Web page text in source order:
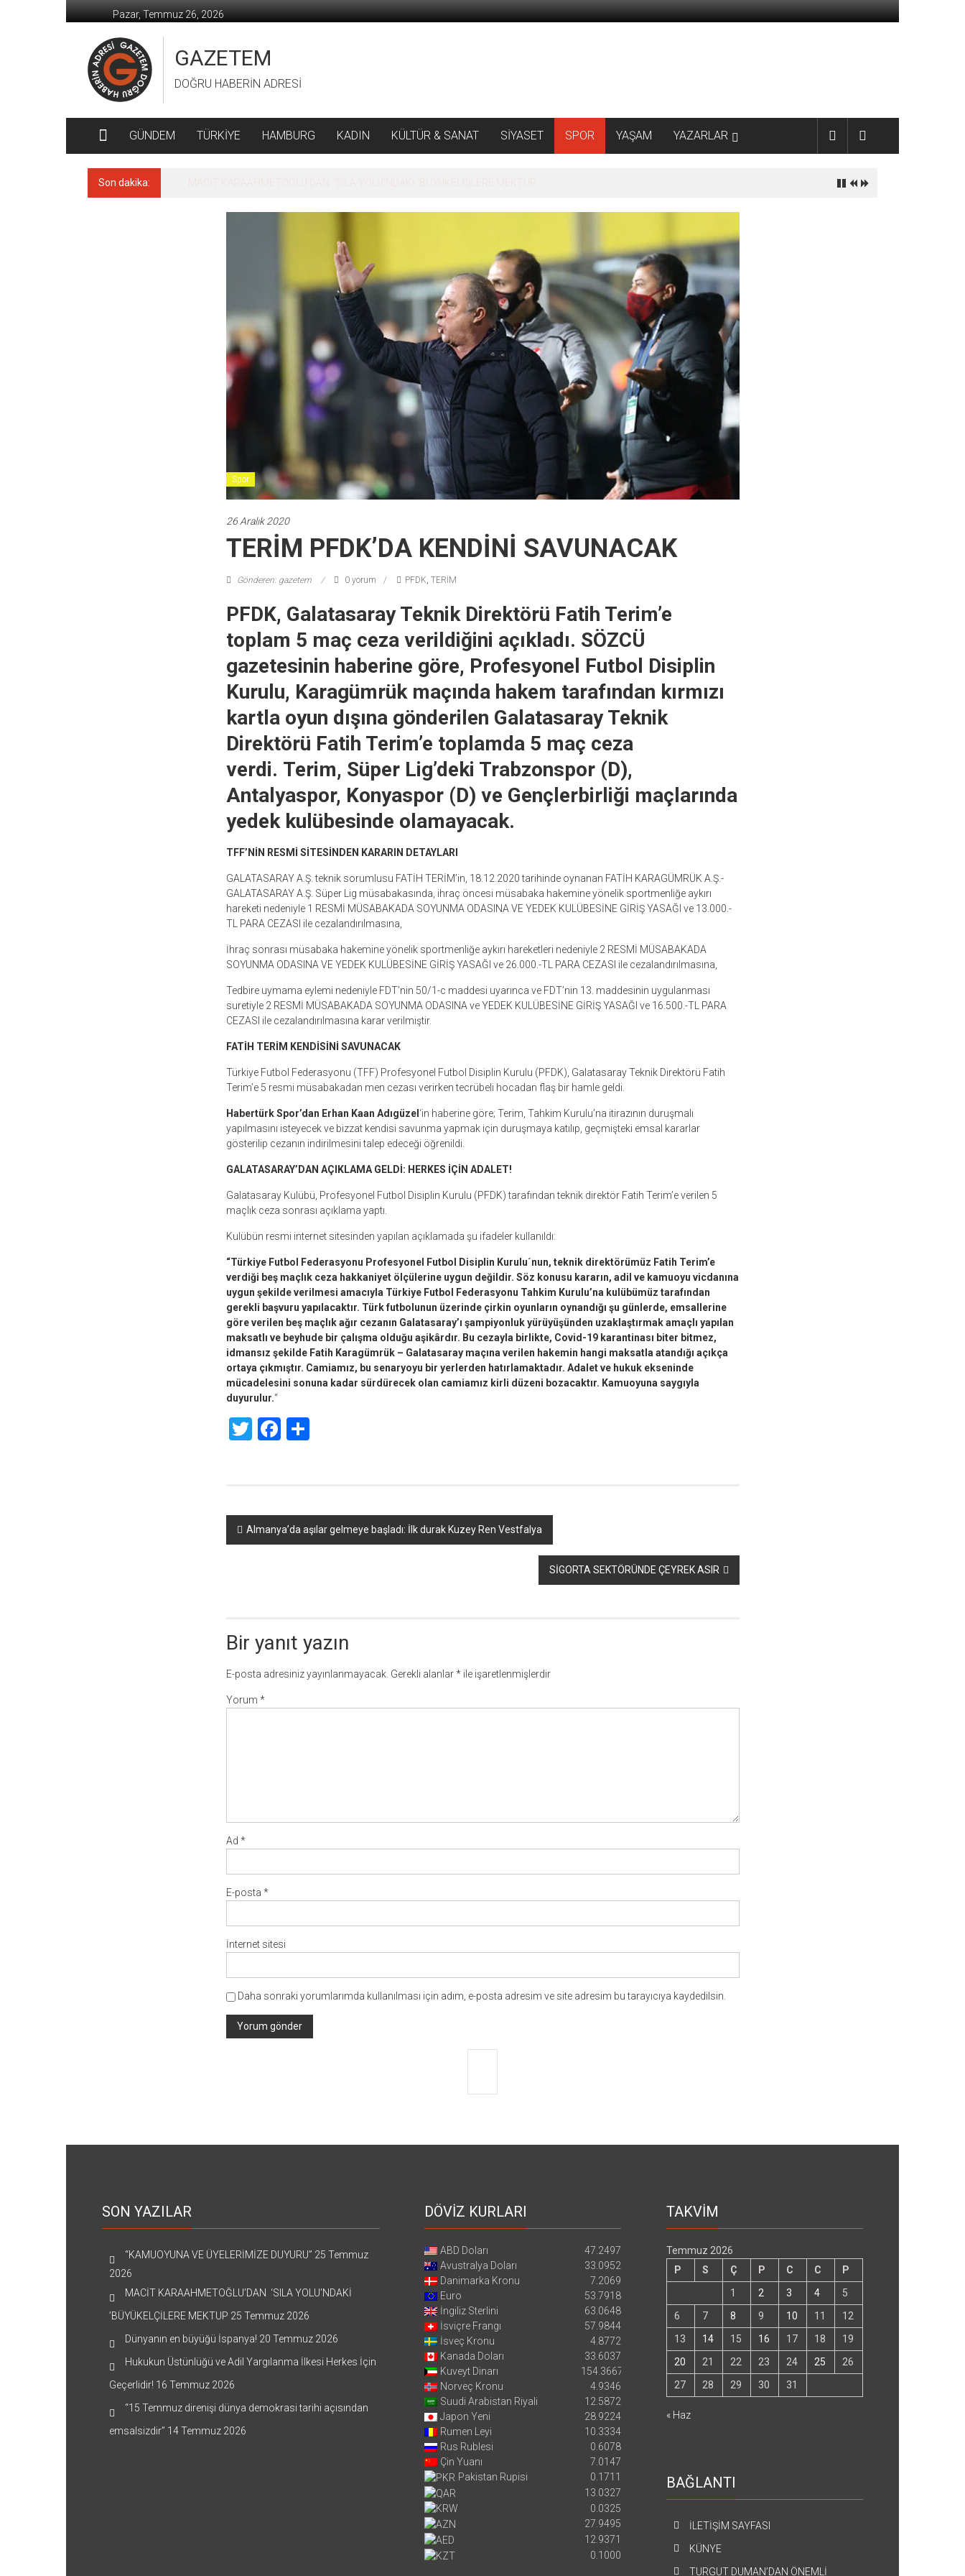
geç
Pazar, Temmuz 26, 2026
GAZETEM
DOĞRU HABERİN ADRESİ
GÜNDEM TÜRKİYE HAMBURG KADIN KÜLTÜR & SANAT SİYASET SPOR YAŞAM YAZARLAR
Son dakika:
Spor
26 Aralık 2020
TERİM PFDK’DA KENDİNİ SAVUNACAK
Gönderen: gazetem 0 yorum PFDK, TERİM
PFDK, Galatasaray Teknik Direktörü Fatih Terim’e
toplam 5 maç ceza verildiğini açıkladı. SÖZCÜ
gazetesinin haberine göre, Profesyonel Futbol Disiplin
Kurulu, Karagümrük maçında hakem tarafından kırmızı
kartla oyun dışına gönderilen Galatasaray Teknik
Direktörü Fatih Terim’e toplamda 5 maç ceza
verdi. Terim, Süper Lig’deki Trabzonspor (D),
Antalyaspor, Konyaspor (D) ve Gençlerbirliği maçlarında
yedek kulübesinde olamayacak.
TFF’N İ N RESM İ SİTESİ NDEN KARARIN DETAYLARI
GALATASARAY A.Ş. teknik sorumlusu FATİH TERİM’in, 18.12.2020 tarihinde oynanan FATİH KARAGÜMRÜK A.Ş.-
GALATASARAY A.Ş. Süper Lig müsabakasında, ihraç öncesi müsabaka hakemine yönelik sportmenliğe aykırı
hareketi nedeniyle 1 RESMİ MÜSABAKADA SOYUNMA ODASINA VE YEDEK KULÜBESİNE GİRİŞ YASAĞI ve 13.000.-
TL PARA CEZASI ile cezalandırılmasına,
İhraç sonrası müsabaka hakemine yönelik sportmenliğe aykırı hareketleri nedeniyle 2 RESMİ MÜSABAKADA
SOYUNMA ODASINA VE YEDEK KULÜBESİNE GİRİŞ YASAĞI ve 26.000.-TL PARA CEZASI ile cezalandırılmasına,
Tedbire uymama eylemi nedeniyle FDT’nin 50/1-c maddesi uyarınca ve FDT’nin 13. maddesinin uygulanması
suretiyle 2 RESMİ MÜSABAKADA SOYUNMA ODASINA ve YEDEK KULÜBESİNE GİRİŞ YASAĞI ve 16.500.-TL PARA
CEZASI ile cezalandırılmasına karar verilmiştir.
FATİH TERİM KENDİSİNİ SAVUNACAK
Türkiye Futbol Federasyonu (TFF) Profesyonel Futbol Disiplin Kurulu (PFDK), Galatasaray Teknik Direktörü Fatih
Terim’e 5 resmi müsabakadan men cezası verirken tecrübeli hocadan flaş bir hamle geldi.
Habertürk Spor’dan Erhan Kaan Adıgüzel ‘in haberine göre; Terim, Tahkim Kurulu’na itirazının duruşmalı
yapılmasını isteyecek ve bizzat kendisi savunma yapmak için duruşmaya katılıp, geçmişteki emsal kararlar
gösterilip cezanın indirilmesini talep edeceği öğrenildi.
GALATASARAY’DAN AÇIKLAMA GELDİ: HERKES İÇİN ADALET!
Galatasaray Kulübü, Profesyonel Futbol Disiplin Kurulu (PFDK) tarafından teknik direktör Fatih Terim’e verilen 5
maçlık ceza sonrası açıklama yaptı.
Kulübün resmi internet sitesinden yapılan açıklamada şu ifadeler kullanıldı:
“Türkiye Futbol Federasyonu Profesyonel Futbol Disiplin Kurulu´nun, teknik direktörümüz Fatih Terim’e
verdiği beş maçlık ceza hakkaniyet ölçülerine uygun değildir. Söz konusu kararın, adil ve kamuoyu vicdanına
uygun şekilde verilmesi amacıyla Türkiye Futbol Federasyonu Tahkim Kurulu’na kulübümüz tarafından
gerekli başvuru yapılacaktır. Türk futbolunun üzerinde çirkin oyunların oynandığı şu günlerde, emsallerine
göre verilen beş maçlık ağır cezanın Galatasaray’ı şampiyonluk yürüyüşünden uzaklaştırmak amaçlı yapılan
maksatlı ve beyhude bir çalışma olduğu aşikârdır. Bu cezayla birlikte, Covid-19 karantinası biter bitmez,
idmansız şekilde Fatih Karagümrük – Galatasaray maçına verilen hakemin hangi maksatla atandığı açıkça
ortaya çıkmıştır. Camiamız, bu senaryoyu bir yerlerden hatırlamaktadır. Adalet ve hukuk ekseninde
mücadelesini sonuna kadar sürdürecek olan camiamız kirli düzeni bozacaktır. Kamuoyuna saygıyla
duyurulur.“
TwitterFacebook
Share
Yazı
dolaşımı
Almanya’da aşılar gelmeye başladı: İlk durak Kuzey Ren Vestfalya
SİGORTA SEKTÖRÜNDE ÇEYREK ASIR
Bir yanıt yazın
E-posta adresiniz yayınlanmayacak. Gerekli alanlar*ile işaretlenmişlerdir
Yorum *
Ad *
E-posta *
İnternet sitesi
Daha sonraki yorumlarımda kullanılması için adım, e-posta adresim ve site adresim bu tarayıcıya kaydedilsin.
SON YAZILAR
“KAMUOYUNA VE ÜYELERİMİZE DUYURU” 25 Temmuz
2026
MACİT KARAAHMETOĞLU’DAN ‘SILA YOLU’NDAKİ
’BÜYÜKELÇİLERE MEKTUP 25 Temmuz 2026
Dünyanın en büyüğü İspanya! 20 Temmuz 2026
Hukukun Üstünlüğü ve Adil Yargılanma İlkesi Herkes İçin
Geçerlidir! 16 Temmuz 2026
“15 Temmuz direnişi dünya demokrasi tarihi açısından
emsalsizdir” 14 Temmuz 2026
DÖVİZ KURLARI
ABD Doları
47.2497
Avustralya Doları
33.0952
Danimarka Kronu
7.2069
Euro
53.7918
İngiliz Sterlini
63.0648
İsviçre Frangı
57.9844
İsveç Kronu
4.8772
Kanada Doları
33.6037
Kuveyt Dinarı
154.3667
Norveç Kronu
4.9346
Suudi Arabistan Riyali
12.5872
Japon Yeni
28.9224
Rumen Leyi
10.3334
Rus Rublesi
0.6078
Çin Yuanı
7.0147
Pakistan Rupisi
0.1711
13.0327
0.0325
27.9495
12.9371
0.1000
TAKVİM
Temmuz 2026
P
S Ç P C C
P
1
2 3 4
5
6
7 8 9 10 11
12
13
14 15 16 17 18
19
20
21 22 23 24 25
26
27
28 29 30 31
« Haz
BAĞLANTI
İLETİŞİM SAYFASI
KÜNYE
TURGUT DUMAN’DAN ÖNEMLİ